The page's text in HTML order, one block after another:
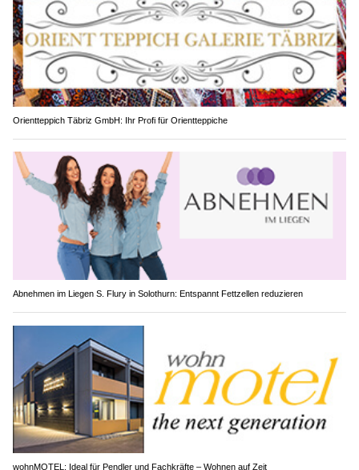
Orientteppich Täbriz GmbH: Ihr Profi für Orientteppiche
Abnehmen im Liegen S. Flury in Solothurn: Entspannt Fettzellen reduzieren
wohnMOTEL: Ideal für Pendler und Fachkräfte – Wohnen auf Zeit